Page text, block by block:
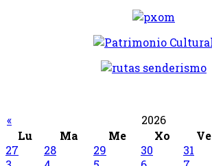
« 2026
Lu
Ma Me Xo Ve
27
28 29 30 31